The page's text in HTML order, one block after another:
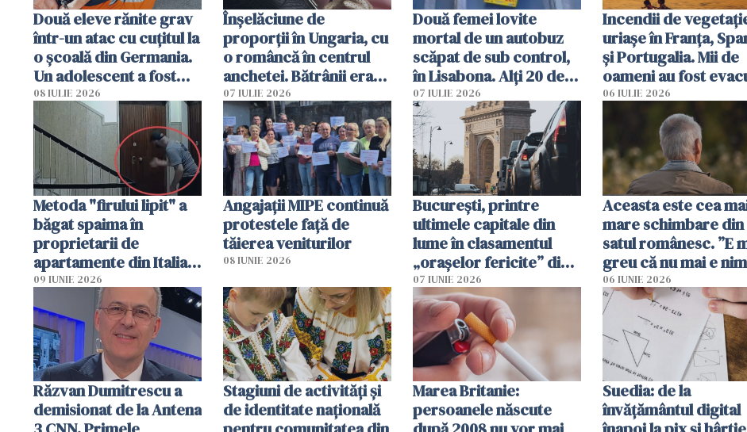
Două eleve rănite grav
într-un atac cu cuțitul la
o școală din Germania.
Un adolescent a fost
arestat
08 IULIE 2026
Înșelăciune de
proporții în Ungaria, cu
o româncă în centrul
anchetei. Bătrânii erau
puși să lase la poartă
genți cu aur și bani
07 IULIE 2026
Două femei lovite
mortal de un autobuz
scăpat de sub control,
în Lisabona. Alți 20 de
oameni sunt răniți
07 IULIE 2026
Incendii de
uriașe în Franța,
și Portugalia. Mii de
oameni au fost
06 IULIE 2026
Metoda "firului lipit" a
băgat spaima în
proprietarii de
apartamente din Italia.
Poliția, sesizată
09 IUNIE 2026
Angajaţii MIPE continuă
protestele faţă de
tăierea veniturilor
08 IUNIE 2026
București, printre
ultimele capitale din
lume în clasamentul
„orașelor fericite” din
2026
07 IUNIE 2026
Aceasta este cea
mare schimbare din
satul românesc. ”E
greu că nu mai e
pe-aici, prin jur”
06 IUNIE 2026
Răzvan Dumitrescu a
demisionat de la Antena
Stagiuni de activități și
de identitate națională
Marea Britanie:
persoanele născute
Suedia: de la
învățământul digital